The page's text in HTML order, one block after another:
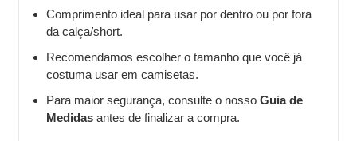
Comprimento ideal para usar por dentro ou por fora
da calça/short.
Recomendamos escolher o tamanho que você já
costuma usar em camisetas.
Para maior segurança, consulte o nosso Guia de
Medidas antes de finalizar a compra.